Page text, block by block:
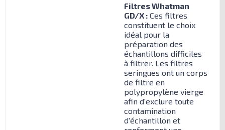
Filtres Whatman
GD/X : Ces filtres
constituent le choix
idéal pour la
préparation des
échantillons difficiles
à filtrer. Les filtres
seringues ont un corps
de filtre en
polypropylène vierge
afin d'exclure toute
contamination
d'échantillon et